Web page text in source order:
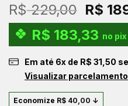
R$229,00 O
preço
original
era:
R$
R$
R$ 183,33 no pix
Em até 6x de R$ 31,50
Visualizar parcelamento
Economize R$ 40,00 ↓